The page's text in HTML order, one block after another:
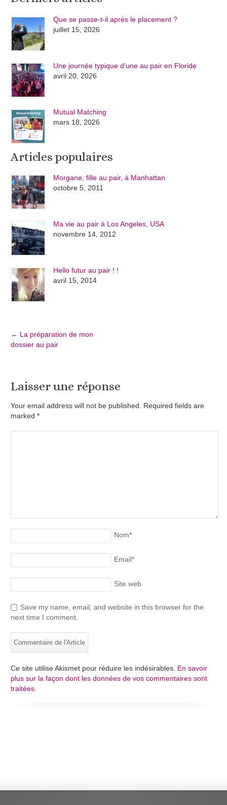
Que se passe-t-il après le placement ?
juillet 15, 2026
Une journée typique d’une au pair en Floride
avril 20, 2026
Mutual Matching
mars 18, 2026
Articles populaires
Morgane, fille au pair, à Manhattan
octobre 5, 2011
Ma vie au pair à Los Angeles, USA
novembre 14, 2012
Hello futur au pair ! !
avril 15, 2014
← La préparation de mon
dossier au pair
Laisser une réponse
Your email address will not be published. Required fields are
marked*
Nom*
Email*
Site web
Save my name, email, and website in this browser for the
next time I comment.
Ce site utilise Akismet pour réduire les indésirables. En savoir
plus sur la façon dont les données de vos commentaires sont
traitées